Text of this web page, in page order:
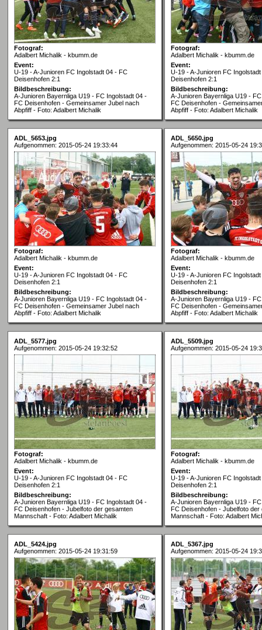
Fotograf:
Adalbert Michalik - kbumm.de
Event:
U-19 - A-Junioren FC Ingolstadt 04 - FC
Deisenhofen 2:1
Bildbeschreibung:
A-Junioren Bayernliga U19 - FC Ingolstadt 04 -
FC Deisenhofen - Gemeinsamer Jubel nach
Abpfiff - Foto: Adalbert Michalik
Fotograf:
Adalbert Michalik - kbumm.de
Event:
U-19 - A-Junioren FC
Deisenhofen 2:1
Bildbeschreibung:
A-Junioren Bayernliga U19 -
FC Deisenhofen -
Abpfiff - Foto: Adalbert Michalik
ADL_5653.jpg
Aufgenommen: 2015-05-24 19:33:44
Fotograf:
Adalbert Michalik - kbumm.de
Event:
U-19 - A-Junioren FC Ingolstadt 04 - FC
Deisenhofen 2:1
Bildbeschreibung:
A-Junioren Bayernliga U19 - FC Ingolstadt 04 -
FC Deisenhofen - Gemeinsamer Jubel nach
Abpfiff - Foto: Adalbert Michalik
ADL_5650.jpg
Aufgenommen: 2015-05-24
Fotograf:
Adalbert Michalik - kbumm.de
Event:
U-19 - A-Junioren FC
Deisenhofen 2:1
Bildbeschreibung:
A-Junioren Bayernliga U19 -
FC Deisenhofen -
Abpfiff - Foto: Adalbert Michalik
ADL_5577.jpg
Aufgenommen: 2015-05-24 19:32:52
Fotograf:
Adalbert Michalik - kbumm.de
Event:
U-19 - A-Junioren FC Ingolstadt 04 - FC
Deisenhofen 2:1
Bildbeschreibung:
A-Junioren Bayernliga U19 - FC Ingolstadt 04 -
FC Deisenhofen - Jubelfoto der gesamten
Mannschaft - Foto: Adalbert Michalik
ADL_5509.jpg
Aufgenommen: 2015-05-24
Fotograf:
Adalbert Michalik - kbumm.de
Event:
U-19 - A-Junioren FC
Deisenhofen 2:1
Bildbeschreibung:
A-Junioren Bayernliga U19 -
FC Deisenhofen - Jubelfoto der
Mannschaft - Foto: Adalbert
ADL_5424.jpg
Aufgenommen: 2015-05-24 19:31:59
ADL_5367.jpg
Aufgenommen: 2015-05-24